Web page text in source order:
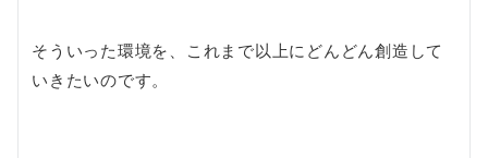
そういった環境を、これまで以上にどんどん創造して
いきたいのです。